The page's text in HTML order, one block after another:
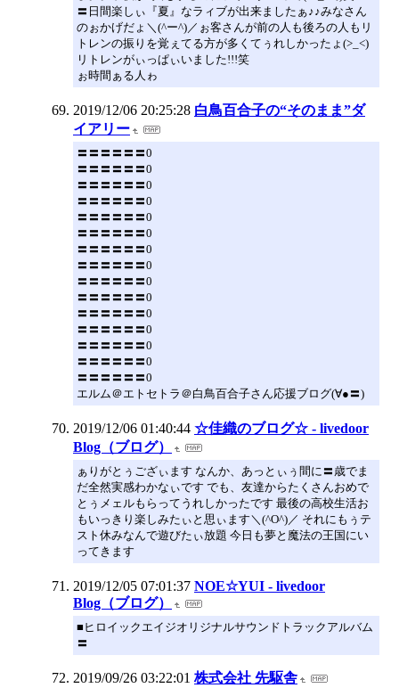
〓日間楽しぃ『夏』なラィブが出来ましたぁ♪♪みなさん
のぉかげだょ＼(^ー^)／ぉ客さんが前の人も後ろの人もリ
トレンの振りを覚ぇてる方が多くてぅれしかったょ(>_<)
リトレンがぃっぱぃいました!!!笑
ぉ時間ぁる人ゎ
2019/12/06 20:25:28 白鳥百合子の“そのまま”ダ
イアリー
〓〓〓〓〓〓0
〓〓〓〓〓〓0
〓〓〓〓〓〓0
〓〓〓〓〓〓0
〓〓〓〓〓〓0
〓〓〓〓〓〓0
〓〓〓〓〓〓0
〓〓〓〓〓〓0
〓〓〓〓〓〓0
〓〓〓〓〓〓0
〓〓〓〓〓〓0
〓〓〓〓〓〓0
〓〓〓〓〓〓0
〓〓〓〓〓〓0
〓〓〓〓〓〓0
エルム＠エトセトラ＠白鳥百合子さん応援ブログ(∀●〓)
2019/12/06 01:40:44 ☆佳織のブログ☆ - livedoor
Blog（ブログ）
ぁりがとぅござぃます なんか、あっとぃぅ間に〓歳でま
だ全然実感わかなぃです でも、友達からたくさんおめで
とぅメェルもらってうれしかったです 最後の高校生活お
もいっきり楽しみたぃと思ぃます＼(^O^)／ それにもぅテ
スト休みなんで遊びたぃ放題 今日も夢と魔法の王国にい
ってきます
2019/12/05 07:01:37 NOE☆YUI - livedoor
Blog（ブログ）
■ヒロイックエイジオリジナルサウンドトラックアルバム
〓
2019/09/26 03:22:01 株式会社 先駆舎